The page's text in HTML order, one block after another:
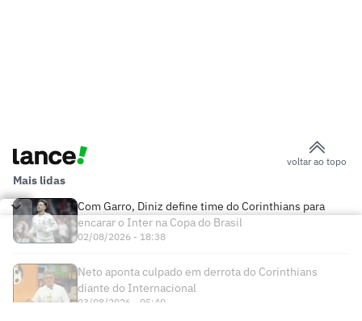
voltar ao topo
Mais lidas
Com Garro, Diniz define time do Corinthians para
encarar o Inter na Copa do Brasil
02/08/2026 - 18:38
Neto aponta culpado em derrota do Corinthians
diante do Internacional
03/08/2026 - 05:40